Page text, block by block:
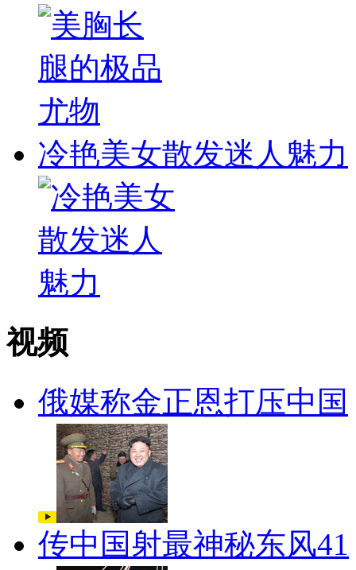
冷艳美女散发迷人魅力
视频
俄媒称金正恩打压中国
传中国射最神秘东风41